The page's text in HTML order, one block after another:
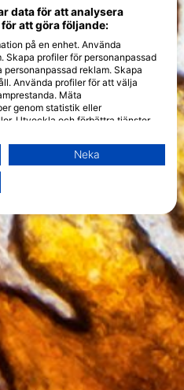
data för att analysera
att göra följande:
på en enhet. Använda
Skapa profiler för personanpassad
reklam. Skapa
Använda profiler för att välja
Mäta
genom statistik eller
Utveckla och förbättra tjänster.
använder data här:
till USA.
denna webbplats/app.
ändamål:
information på
att välja
reklam
Neka